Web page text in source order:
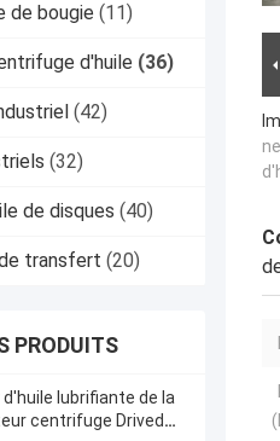
de bougie (11)
d'huile (36)
(42)
(32)
de disques (40)
transfert (20)
PRODUITS
lubrifiante de la
centrifuge Drived